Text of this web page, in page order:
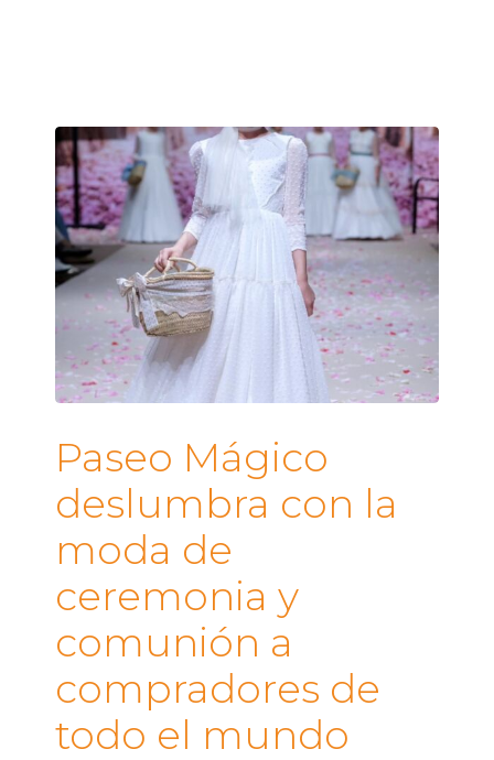
Paseo Mágico
deslumbra con la
moda de
ceremonia y
comunión a
compradores de
todo el mundo